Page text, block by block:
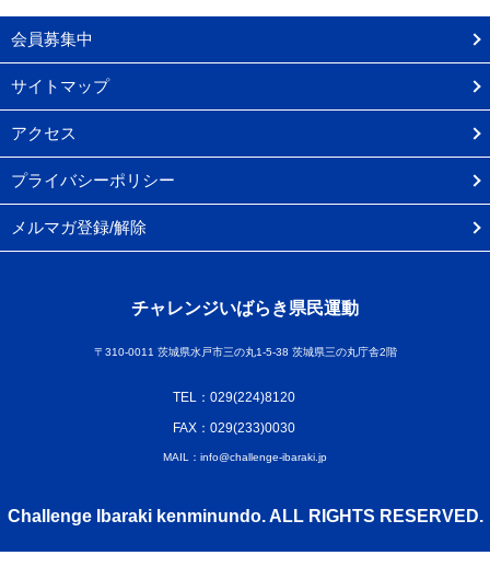
会員募集中
サイトマップ
アクセス
プライバシーポリシー
メルマガ登録/解除
チャレンジいばらき県民運動
〒310-0011 茨城県水戸市三の丸1-5-38 茨城県三の丸庁舎2階
TEL：029(224)8120
FAX：029(233)0030
MAIL：info@challenge-ibaraki.jp
Challenge Ibaraki kenminundo. ALL RIGHTS RESERVED.